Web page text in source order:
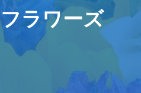
フラワーズ